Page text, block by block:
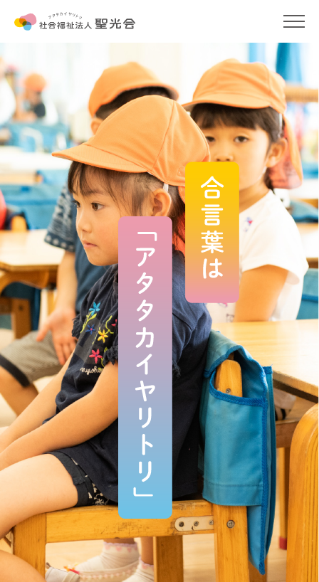
わたしたちの保育
保育をめぐる一問一答
保育コラム
わたしたちのこと
お知らせ
申請書ダウンロード